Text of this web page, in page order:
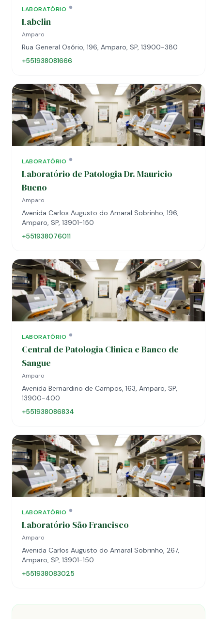
LABORATÓRIO
Labclin
Amparo
Rua General Osório, 196, Amparo, SP, 13900-380
+551938081666
LABORATÓRIO
Laboratório de Patologia Dr. Mauricio
Bueno
Amparo
Avenida Carlos Augusto do Amaral Sobrinho, 196,
Amparo, SP, 13901-150
+551938076011
LABORATÓRIO
Central de Patologia Clinica e Banco de
Sangue
Amparo
Avenida Bernardino de Campos, 163, Amparo, SP,
13900-400
+551938086834
LABORATÓRIO
Laboratório São Francisco
Amparo
Avenida Carlos Augusto do Amaral Sobrinho, 267,
Amparo, SP, 13901-150
+551938083025